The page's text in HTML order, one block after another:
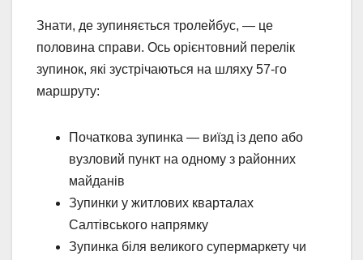
Знати, де зупиняється тролейбус, — це
половина справи. Ось орієнтовний перелік
зупинок, які зустрічаються на шляху 57-го
маршруту:
Початкова зупинка — виїзд із депо або
вузловий пункт на одному з районних
майданів
Зупинки у житлових кварталах
Салтівського напрямку
Зупинка біля великого супермаркету чи